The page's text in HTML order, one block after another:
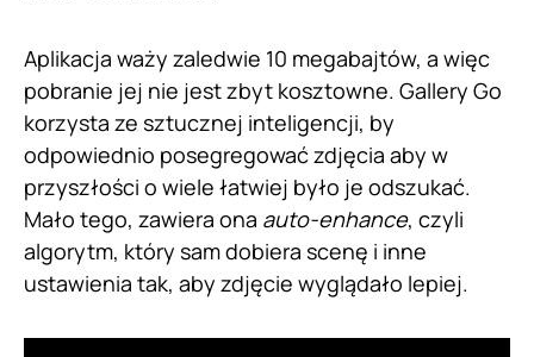
Aplikacja waży zaledwie 10 megabajtów, a więc
pobranie jej nie jest zbyt kosztowne. Gallery Go
korzysta ze sztucznej inteligencji, by
odpowiednio posegregować zdjęcia aby w
przyszłości o wiele łatwiej było je odszukać.
Mało tego, zawiera ona auto-enhance, czyli
algorytm, który sam dobiera scenę i inne
ustawienia tak, aby zdjęcie wyglądało lepiej.